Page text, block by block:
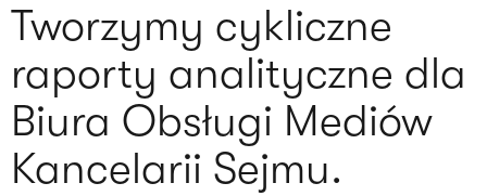
Tworzymy cykliczne
raporty analityczne dla
Biura Obsługi Mediów
Kancelarii Sejmu.